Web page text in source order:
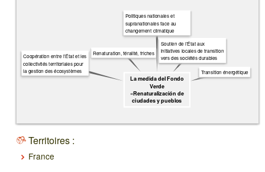
La medida del Fondo
Verde
«Renaturalización de
ciudades y pueblos
Transition énergétique
Soutien de l’État aux
initiatives locales de transition
vers des sociétés durables
Politiques nationales et
supranationales face au
changement climatique
Renaturation, féralité, friches
Coopération entre l'État et les
collectivités territoriales pour
la gestion des écosystèmes
Territoires :
France